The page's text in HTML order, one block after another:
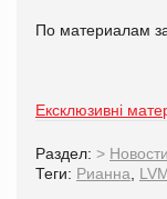
По материалам
Ексклюзивні
Раздел: >
Теги: Рианна